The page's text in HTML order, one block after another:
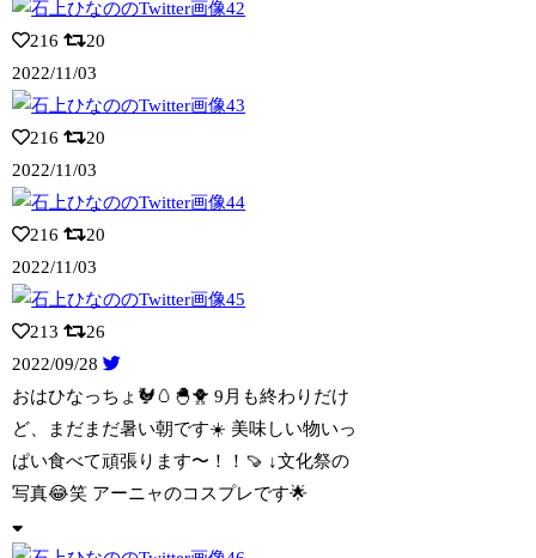
216
20
2022/11/03
216
20
2022/11/03
216
20
2022/11/03
213
26
2022/09/28
おはひなっちょ🐓🥚🐣🐥 9月も終わりだけ
ど、まだまだ暑い朝です☀️ 美味しい物いっ
ぱい食べて頑張ります〜！！🍠 ↓文化祭の
写真😂笑 アーニャのコスプレです🌟